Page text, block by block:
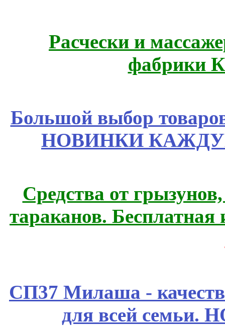
Расчески и
фабрики
Большой выбор
НОВИНКИ
Средства от
тараканов.
СП37 Милаша -
для всей семьи.